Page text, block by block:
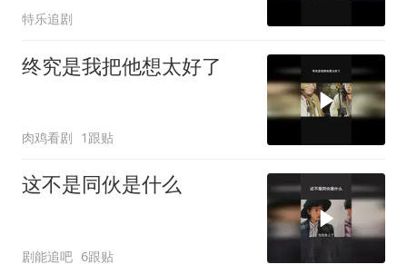
特乐追剧
终究是我把他想太好了
肉鸡看剧 1跟贴
这不是同伙是什么
剧能追吧 6跟贴